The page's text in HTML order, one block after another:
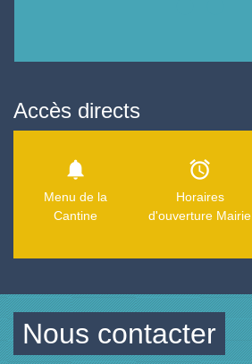
Accès directs
notifications
Menu de la
Cantine
alarm
Horaires
d'ouverture Mairie
Nous contacter